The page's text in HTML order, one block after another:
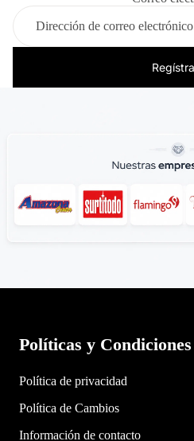
Políticas y Condiciones
Política de privacidad
Política de Cambios
Información de contacto